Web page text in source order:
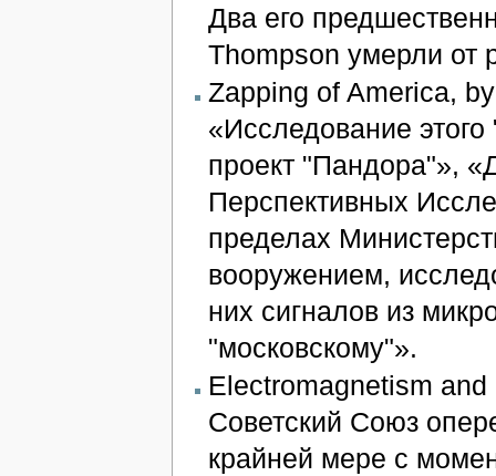
Два его
Thompson умерли от
Zapping of America,
«Исследование
проект "Пандора"»,
Перспективных
пределах
вооружением,
них сигналов из
"московскому"».
Electromagnetism
Советский Союз
крайней мере с